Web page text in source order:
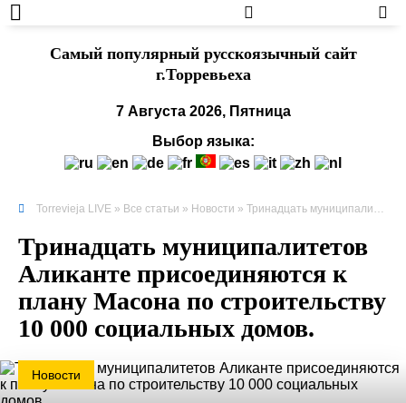
Cамый популярный русскоязычный сайт
г.Торревьеха
7 Августа 2026, Пятница
Выбор языка:
Torrevieja LIVE » Все статьи » Новости » Тринадцать муниципалитетов Аликанте присоединяются к плану Масона по строительству 10 000 социальных домов.
Тринадцать муниципалитетов
Аликанте присоединяются к
плану Масона по строительству
10 000 социальных домов.
Новости